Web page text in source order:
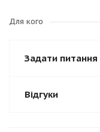
Для кого
Задати питання
Відгуки